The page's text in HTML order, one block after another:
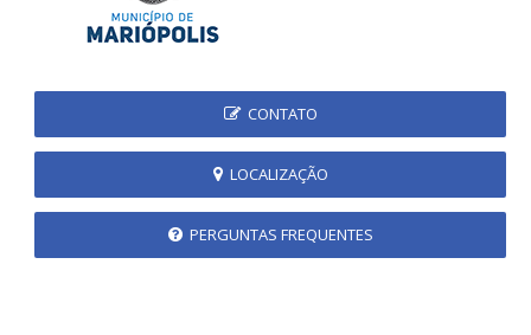
CONTATO
LOCALIZAÇÃO
PERGUNTAS FREQUENTES